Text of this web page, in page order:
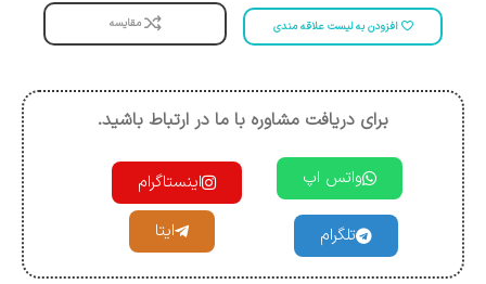
افزودن به لیست علاقه مندی مقایسه
برای دریافت مشاوره با ما در ارتباط باشید.
واتس اپ اینستاگرام
تلگرام ایتا